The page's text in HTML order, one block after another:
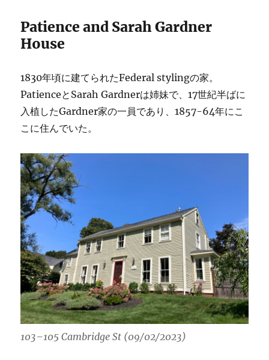
Patience and Sarah Gardner
House
1830年頃に建てられたFederal stylingの家。
PatienceとSarah Gardnerは姉妹で、17世紀半ばに
入植したGardner家の一員であり、1857-64年にこ
こに住んでいた。
103–105 Cambridge St (09/02/2023)